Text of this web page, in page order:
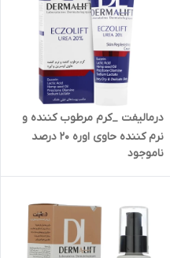
درمالیفت _کرم مرطوب کننده و
نرم کننده حاوی اوره 20 درصد
مناسب پوست خیلی خشک
ناموجود